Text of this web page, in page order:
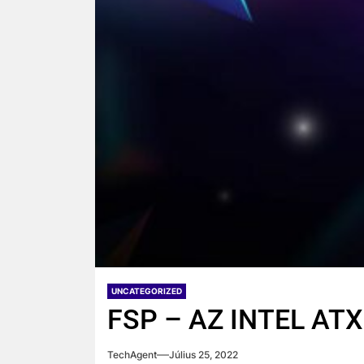
UNCATEGORIZED
FSP – AZ INTEL
TechAgent Július 25, 2022